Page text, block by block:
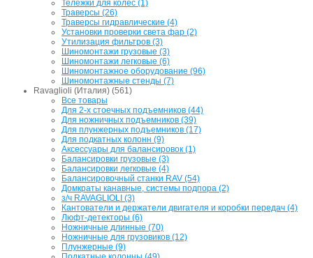
Тележки для колес (1)
Траверсы (26)
Траверсы гидравлические (4)
Установки проверки света фар (2)
Утилизация фильтров (3)
Шиномонтажи грузовые (3)
Шиномонтажи легковые (6)
Шиномонтажное оборудование (96)
Шиномонтажные стенды (7)
Ravaglioli (Италия) (561)
Все товары
Для 2-х стоечных подъемников (44)
Для ножничных подъемников (39)
Для плунжерных подъемников (17)
Для подкатных колонн (9)
Аксессуары для балансировок (1)
Балансировки грузовые (3)
Балансировки легковые (4)
Балансировочный станки RAV (54)
Домкраты канавные, системы подпора (2)
з/ч RAVAGLIOLI (3)
Кантователи и держатели двигателя и коробки передач (4)
Люфт-детекторы (6)
Ножничные длинные (70)
Ножничные для грузовиков (12)
Плунжерные (9)